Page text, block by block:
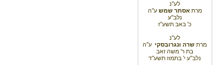
לע"נ
מרתאסתר שמש ע"ה
נלב"ע
כ' באב תשע"ז
לע"נ
מרת שרה ונגרובסקי ע''ה
בת ר' משה זאב
נלב"ע י' בתמוז תשע"ד